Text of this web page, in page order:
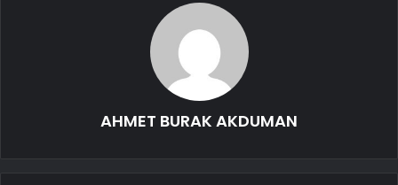
AHMET BURAK AKDUMAN